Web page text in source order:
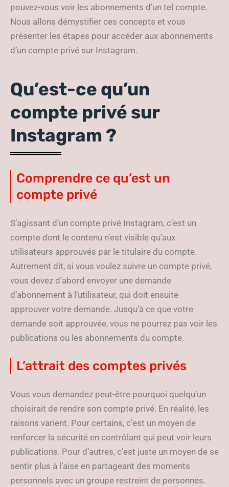
pouvez-vous voir les abonnements d’un tel compte.
Nous allons démystifier ces concepts et vous
présenter les étapes pour accéder aux abonnements
d’un compte privé sur Instagram.
Qu’est-ce qu’un
compte privé sur
Instagram ?
Comprendre ce qu’est un
compte privé
S’agissant d’un compte privé Instagram, c’est un
compte dont le contenu n’est visible qu’aux
utilisateurs approuvés par le titulaire du compte.
Autrement dit, si vous voulez suivre un compte privé,
vous devez d’abord envoyer une demande
d’abonnement à l’utilisateur, qui doit ensuite
approuver votre demande. Jusqu’à ce que votre
demande soit approuvée, vous ne pourrez pas voir les
publications ou les abonnements du compte.
L’attrait des comptes privés
Vous vous demandez peut-être pourquoi quelqu’un
choisirait de rendre son compte privé. En réalité, les
raisons varient. Pour certains, c’est un moyen de
renforcer la sécurité en contrôlant qui peut voir leurs
publications. Pour d’autres, c’est juste un moyen de se
sentir plus à l’aise en partageant des moments
personnels avec un groupe restreint de personnes.